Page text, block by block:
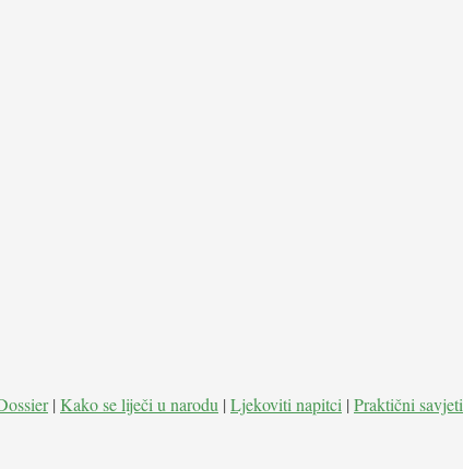
| Kako se liječi u narodu | Ljekoviti napitci | Praktični savjeti